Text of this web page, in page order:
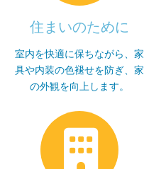
住まいのために
室内を快適に保ちながら、家
具や内装の色褪せを防ぎ、家
の外観を向上します。